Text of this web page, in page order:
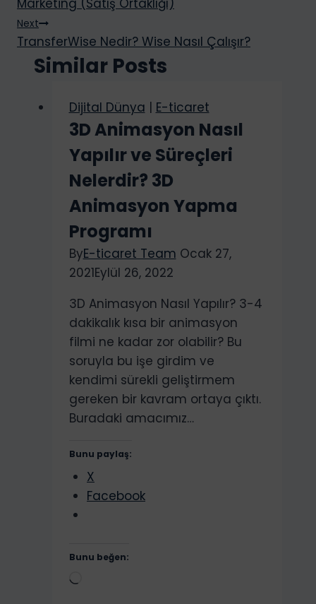
i
y
o
r
Marketing (Satış Ortaklığı)
Next
TransferWise Nedir? Wise Nasıl Çalışır?
Similar Posts
Dijital Dünya | E-ticaret
3D Animasyon Nasıl
Yapılır ve Süreçleri
Nelerdir? 3D
Animasyon Yapma
Programı
ByE-ticaret Team Ocak 27,
2021Eylül 26, 2022
3D Animasyon Nasıl Yapılır? 3-4
dakikalık kısa bir animasyon
filmi ne kadar zor olabilir? Bu
soruyla bu işe girdim ve
kendimi sürekli geliştirmem
gereken bir kavram ortaya çıktı.
Buradaki amacımız…
Bunu paylaş:
X
Facebook
Bunu beğen: